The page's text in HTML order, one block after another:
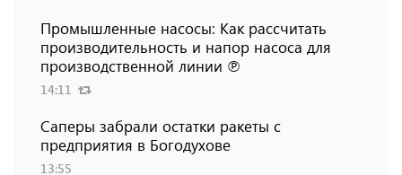
Промышленные насосы: Как рассчитать
производительность и напор насоса для
производственной линии ℗
14:11
Саперы забрали остатки ракеты с
предприятия в Богодухове
13:55